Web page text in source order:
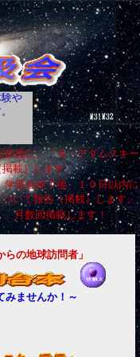
らの地球訪問者」
みませんか！～
や
前後に、「Ｇ・アダムスキー
載）します。
学習会終了後、１０日以内に
いて報告（掲載）します。
」月数回掲載します！